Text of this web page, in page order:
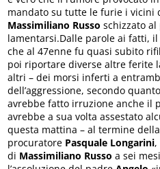
mandato su tutte le furie i vicini
Massimiliano Russo schizzato
lamentarsi.Dalle parole ai fatti,
che al 47enne fu quasi subito
poi riportare diverse altre ferite
altri – dei morsi inferti a
dell’aggressione, secondo
avrebbe fatto irruzione anche il
avrebbe a sua volta assestato
questa mattina – al termine
procuratore Pasquale Longarini
di Massimiliano Russo a sei